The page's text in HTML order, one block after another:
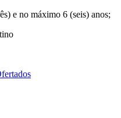
e no máximo 6 (seis) anos;